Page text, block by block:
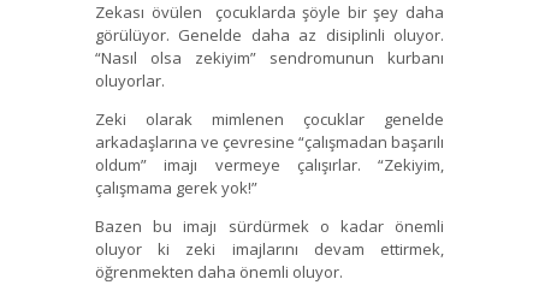
Zekası övülen çocuklarda şöyle bir şey daha
görülüyor. Genelde daha az disiplinli oluyor.
“Nasıl olsa zekiyim” sendromunun kurbanı
oluyorlar.
Zeki olarak mimlenen çocuklar genelde
arkadaşlarına ve çevresine “çalışmadan başarılı
oldum” imajı vermeye çalışırlar. “Zekiyim,
çalışmama gerek yok!”
Bazen bu imajı sürdürmek o kadar önemli
oluyor ki zeki imajlarını devam ettirmek,
öğrenmekten daha önemli oluyor.